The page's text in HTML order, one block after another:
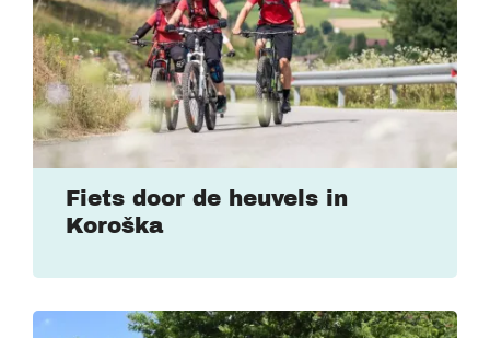
Fiets door de heuvels in
Koroška